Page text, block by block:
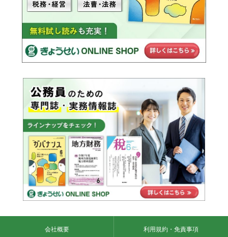
会社概要 利用規約・免責事項